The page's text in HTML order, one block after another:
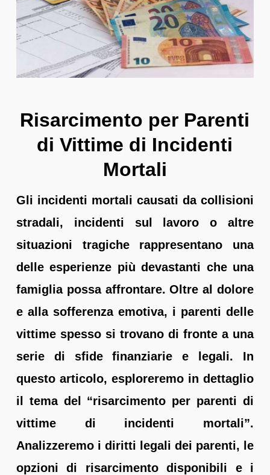
Risarcimento per Parenti
di Vittime di Incidenti
Mortali
Gli incidenti mortali causati da collisioni
stradali, incidenti sul lavoro o altre
situazioni tragiche rappresentano una
delle esperienze più devastanti che una
famiglia possa affrontare. Oltre al dolore
e alla sofferenza emotiva, i parenti delle
vittime spesso si trovano di fronte a una
serie di sfide finanziarie e legali. In
questo articolo, esploreremo in dettaglio
il tema del “risarcimento per parenti di
vittime di incidenti mortali”.
Analizzeremo i diritti legali dei parenti, le
opzioni di risarcimento disponibili e i